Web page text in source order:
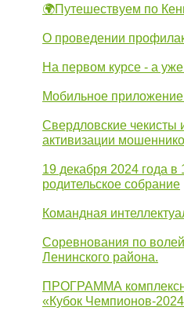
🌍Путешествуем по
О проведении
На первом курсе - а
Мобильное
Свердловские
активизации
19 декабря 2024 года
родительское собрание
Командная
Соревнования по
Ленинского района.
ПРОГРАММА
«Кубок Чемпионов-